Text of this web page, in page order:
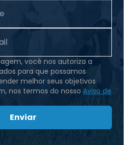
você nos autoriza a
para que possamos
melhor seus objetivos
nos termos do nossoAviso de
Enviar